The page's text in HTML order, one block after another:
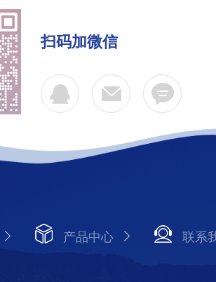
扫码加微信
产品中心 联系